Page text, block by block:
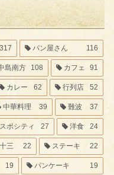
317 パン屋さん 116
島南方 108 カフェ 91
カレー 62 行列店 52
中華料理 39 難波 37
ポシティ 27 洋食 24
十三 22 ステーキ 22
19 パンケーキ 19